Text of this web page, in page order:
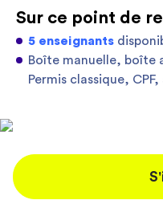
Sur ce point de
5 enseignants
Boîte manuelle, boîte
Permis classique,